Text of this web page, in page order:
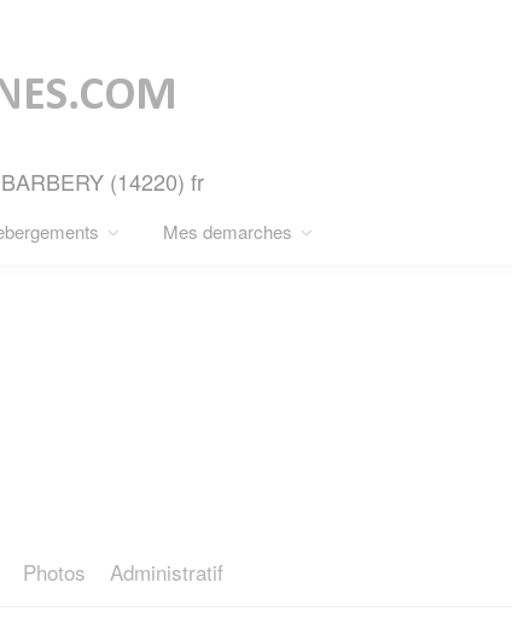
(14220) fr
Mes demarches
Photos Administratif